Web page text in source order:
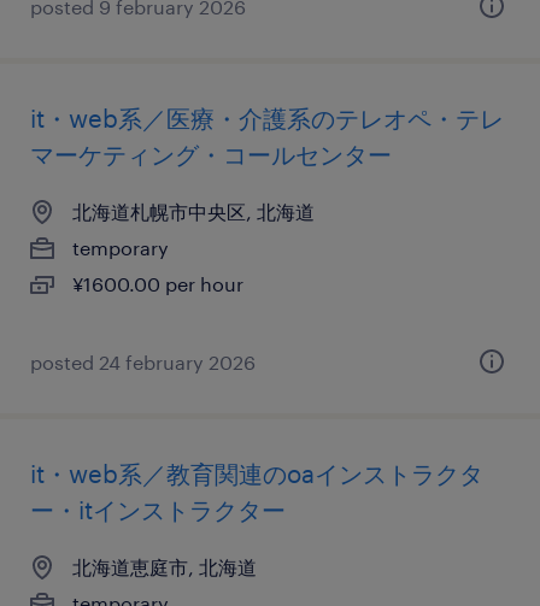
posted 9 february 2026
it・web系／医療・介護系のテレオペ・テレ
マーケティング・コールセンター
北海道札幌市中央区, 北海道
temporary
¥1600.00 per hour
posted 24 february 2026
it・web系／教育関連のoaインストラクタ
ー・itインストラクター
北海道恵庭市, 北海道